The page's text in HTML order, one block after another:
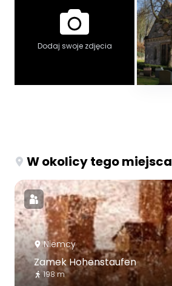
Dodaj swoje zdjęcia
W okolicy tego miejsca
Niemcy
Zamek Hohenstaufen
198 m